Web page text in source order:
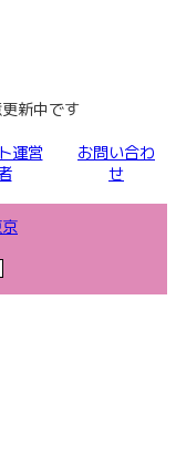
新中です
運営
お問い合わ
せ